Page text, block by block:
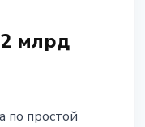
млрд
по простой